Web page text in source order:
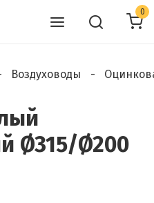
0
Воздуховоды
Ø315/Ø200